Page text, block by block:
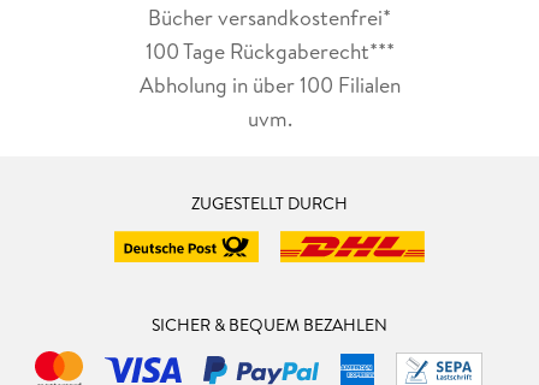
Bücher versandkostenfrei*
100 Tage Rückgaberecht***
Abholung in über 100 Filialen
uvm.
ZUGESTELLT DURCH
SICHER & BEQUEM BEZAHLEN